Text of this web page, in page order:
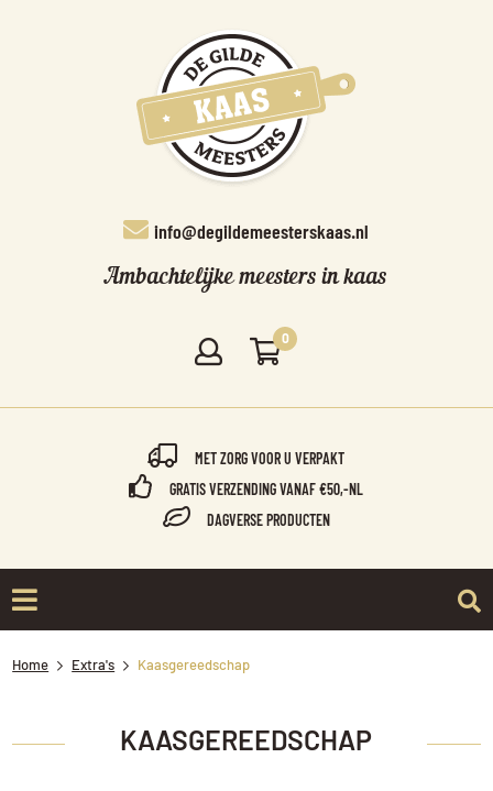
info@degildemeesterskaas.nl
Ambachtelijke meesters in kaas
0
MET ZORG VOOR U VERPAKT
GRATIS VERZENDING VANAF €50,-NL
DAGVERSE PRODUCTEN
Home Extra's Kaasgereedschap
KAASGEREEDSCHAP